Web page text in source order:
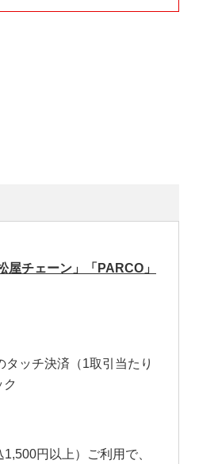
チェーン」「PARCO」
ッチ決済（1取引当たり
円以上）ご利用で、